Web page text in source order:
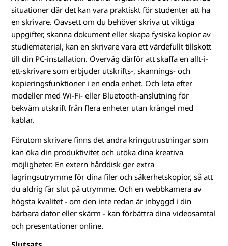
situationer där det kan vara praktiskt för studenter att ha
en skrivare. Oavsett om du behöver skriva ut viktiga
uppgifter, skanna dokument eller skapa fysiska kopior av
studiematerial, kan en skrivare vara ett värdefullt tillskott
till din PC-installation. Överväg därför att skaffa en allt-i-
ett-skrivare som erbjuder utskrifts-, skannings- och
kopieringsfunktioner i en enda enhet. Och leta efter
modeller med Wi-Fi- eller Bluetooth-anslutning för
bekväm utskrift från flera enheter utan krångel med
kablar.
Förutom skrivare finns det andra kringutrustningar som
kan öka din produktivitet och utöka dina kreativa
möjligheter. En extern hårddisk ger extra
lagringsutrymme för dina filer och säkerhetskopior, så att
du aldrig får slut på utrymme. Och en webbkamera av
högsta kvalitet - om den inte redan är inbyggd i din
bärbara dator eller skärm - kan förbättra dina videosamtal
och presentationer online.